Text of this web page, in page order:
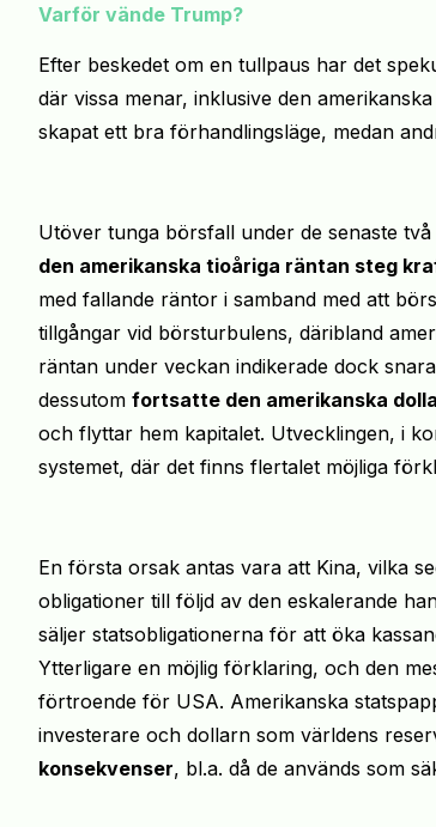
Varför vände Trump?
Efter beskedet om en tullpaus har det
där vissa menar, inklusive den
skapat ett bra förhandlingsläge, medan
Utöver tunga börsfall under de senaste
den amerikanska tioåriga räntan steg
med fallande räntor i samband med att
tillgångar vid börsturbulens, däribland
räntan under veckan indikerade dock
dessutom fortsatte den amerikanska
och flyttar hem kapitalet. Utvecklingen, i
systemet, där det finns flertalet möjliga
En första orsak antas vara att Kina, vilka
obligationer till följd av den eskalerande
säljer statsobligationerna för att öka
Ytterligare en möjlig förklaring, och den
förtroende för USA. Amerikanska
investerare och dollarn som världens
konsekvenser, bl.a. då de används som